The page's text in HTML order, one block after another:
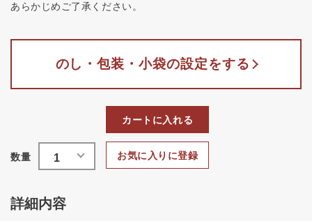
あらかじめご了承ください。
のし・包装・小袋の設定をする
お気に入りに登録
カートに入れる
詳細内容